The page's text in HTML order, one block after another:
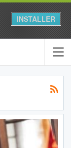
INSTALLER